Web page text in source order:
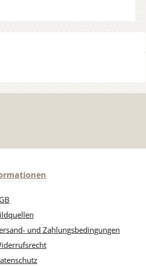
und Zahlungsbedingungen